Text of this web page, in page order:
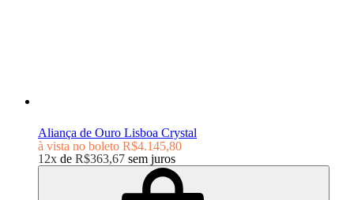
Aliança de Ouro Lisboa Crystal
à vista no boleto R$4.145,80
12x de R$363,67 sem juros